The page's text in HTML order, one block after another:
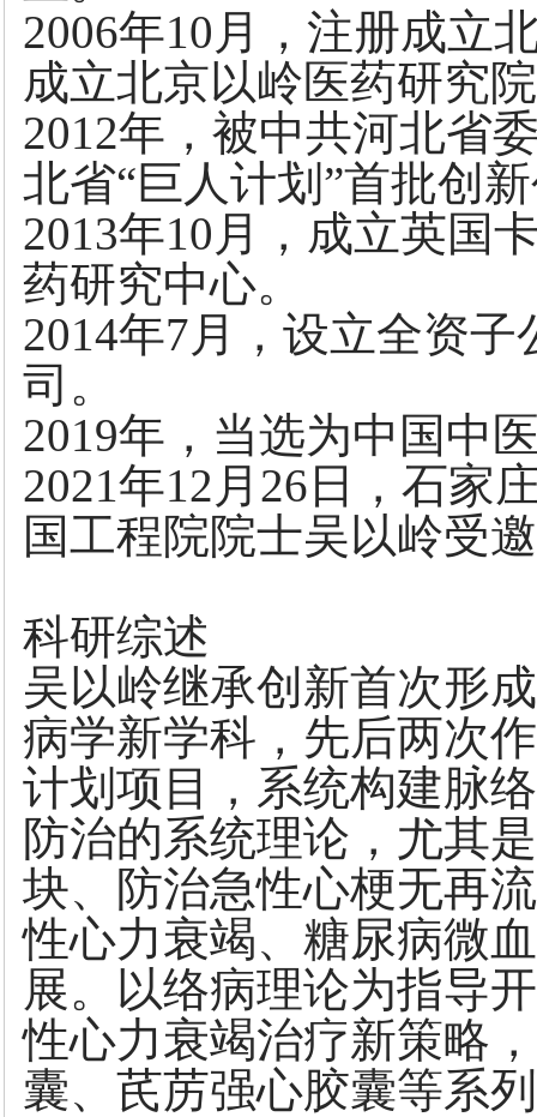
2006年10月，注册成立
成立北京以岭医药研究
2012年，被中共河北省
北省“巨人计划”首批创
2013年10月，成立英国
药研究中心。
2014年7月，设立全资
司。
2019年，当选为中国中
2021年12月26日，石家
国工程院院士吴以岭受
科研综述
吴以岭继承创新首次形
病学新学科，先后两次
计划项目，系统构建脉
防治的系统理论，尤其
块、防治急性心梗无再
性心力衰竭、糖尿病微
展。以络病理论为指导
性心力衰竭治疗新策略
囊、芪苈强心胶囊等系